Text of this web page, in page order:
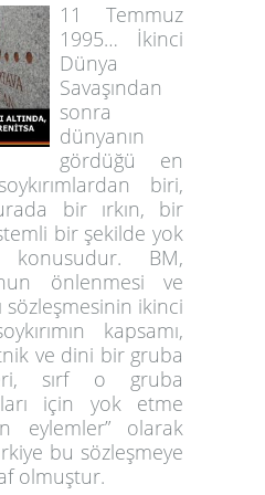
11 Temmuz
1995… İkinci
Dünya
Savaşından
sonra
dünyanın
gördüğü en
biri,
bir ırkın, bir
bir şekilde yok
BM,
önlenmesi ve
sözleşmesinin ikinci
kapsamı,
ve dini bir gruba
sırf o gruba
için yok etme
eylemler” olarak
bu sözleşmeye
olmuştur.